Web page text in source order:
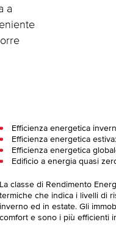
a
Efficienza energetica
Efficienza energetica estiva:
Efficienza energetica
Edificio a energia quasi
La classe di Rendimento
termiche che indica i livelli di
inverno ed in estate. Gli
comfort e sono i più efficienti